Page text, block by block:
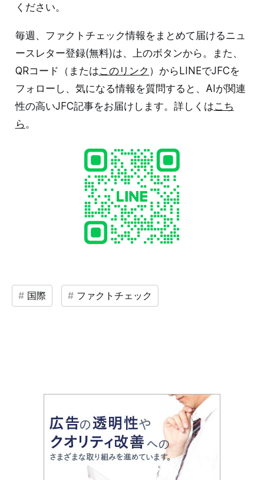
ください。
毎週、ファクトチェック情報をまとめて届けるニュ
ースレター登録(無料)は、上のボタンから。また、
QRコード（またはこのリンク ）からLINEでJFCを
フォローし、気になる情報を質問すると、AIが関連
性の高いJFC記事をお届けします。詳しくはこち
ら 。
国際 ファクトチェック